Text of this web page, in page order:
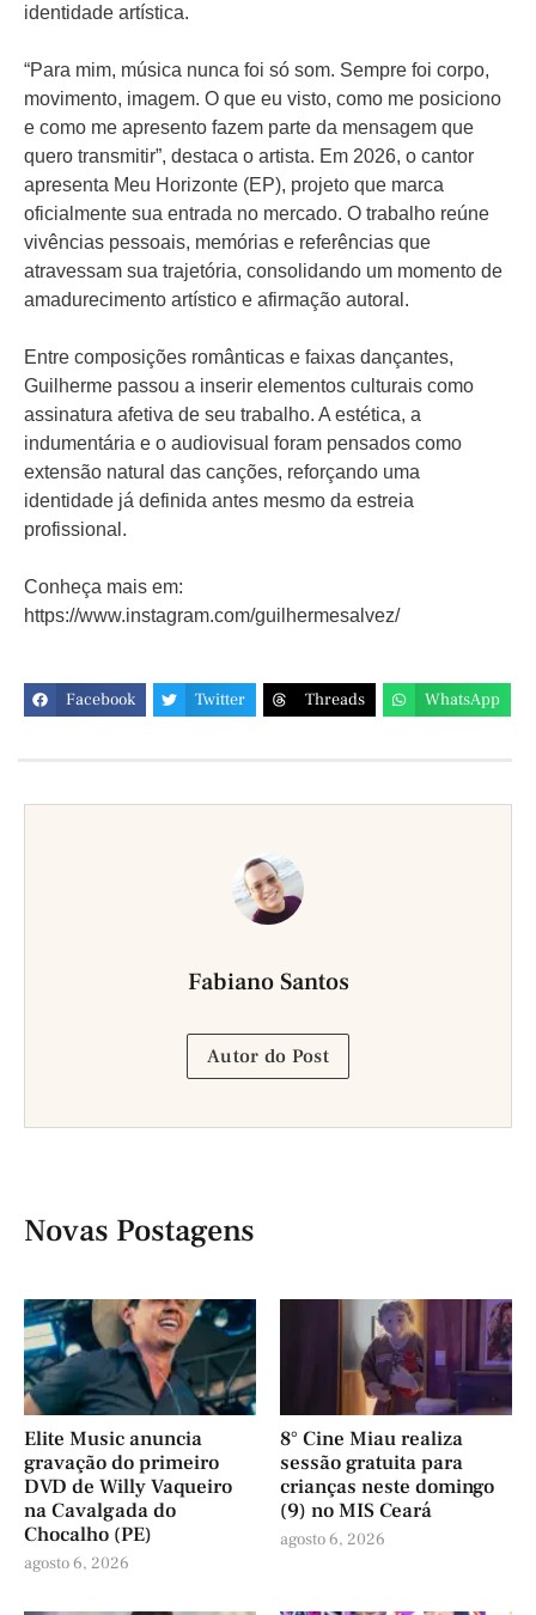
identidade artística.
“Para mim, música nunca foi só som. Sempre foi corpo,
movimento, imagem. O que eu visto, como me posiciono
e como me apresento fazem parte da mensagem que
quero transmitir”, destaca o artista. Em 2026, o cantor
apresenta Meu Horizonte (EP), projeto que marca
oficialmente sua entrada no mercado. O trabalho reúne
vivências pessoais, memórias e referências que
atravessam sua trajetória, consolidando um momento de
amadurecimento artístico e afirmação autoral.
Entre composições românticas e faixas dançantes,
Guilherme passou a inserir elementos culturais como
assinatura afetiva de seu trabalho. A estética, a
indumentária e o audiovisual foram pensados como
extensão natural das canções, reforçando uma
identidade já definida antes mesmo da estreia
profissional.
Conheça mais em:
https://www.instagram.com/guilhermesalvez/
Facebook Twitter Threads WhatsApp
Fabiano Santos
Autor do Post
Novas Postagens
Elite Music anuncia
gravação do primeiro
DVD de Willy Vaqueiro
na Cavalgada do
Chocalho (PE)
agosto 6, 2026
8° Cine Miau realiza
sessão gratuita para
crianças neste domingo
(9) no MIS Ceará
agosto 6, 2026